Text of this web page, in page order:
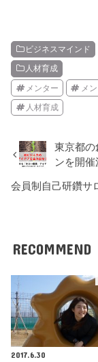
ビジネスマインド
人材育成
メンター メ
人材育成
東京都の
ンを開催
会員制自己研鑽サ
RECOMMEND
2017.6.30